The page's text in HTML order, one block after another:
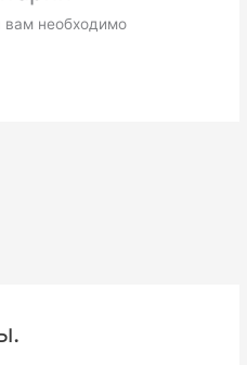
вам необходимо